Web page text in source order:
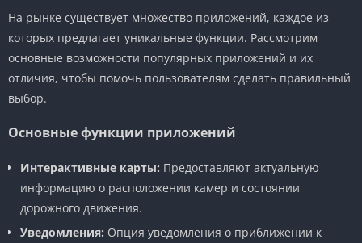
На рынке существует множество приложений, каждое из
которых предлагает уникальные функции. Рассмотрим
основные возможности популярных приложений и их
отличия, чтобы помочь пользователям сделать правильный
выбор.
Основные функции приложений
Интерактивные карты: Предоставляют актуальную
информацию о расположении камер и состоянии
дорожного движения.
Уведомления: Опция уведомления о приближении к